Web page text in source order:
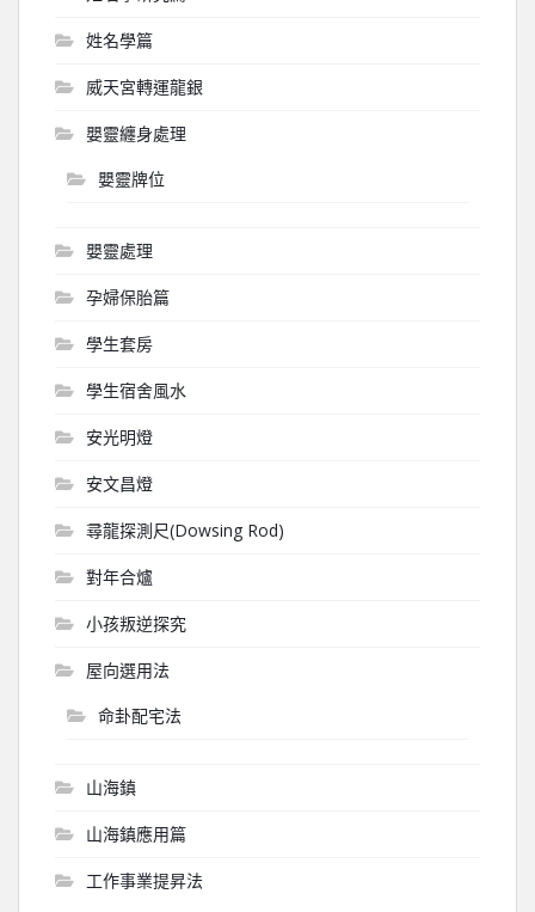
姓名學篇
威天宮轉運龍銀
嬰靈纏身處理
嬰靈牌位
嬰靈處理
孕婦保胎篇
學生套房
學生宿舍風水
安光明燈
安文昌燈
尋龍探測尺(Dowsing Rod)
對年合爐
小孩叛逆探究
屋向選用法
命卦配宅法
山海鎮
山海鎮應用篇
工作事業提昇法